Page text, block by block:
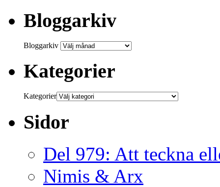
Bloggarkiv
Bloggarkiv
Kategorier
Kategorier
Sidor
Del 979: Att teckna
Nimis & Arx